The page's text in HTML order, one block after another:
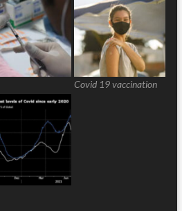
Covid 19 vaccination